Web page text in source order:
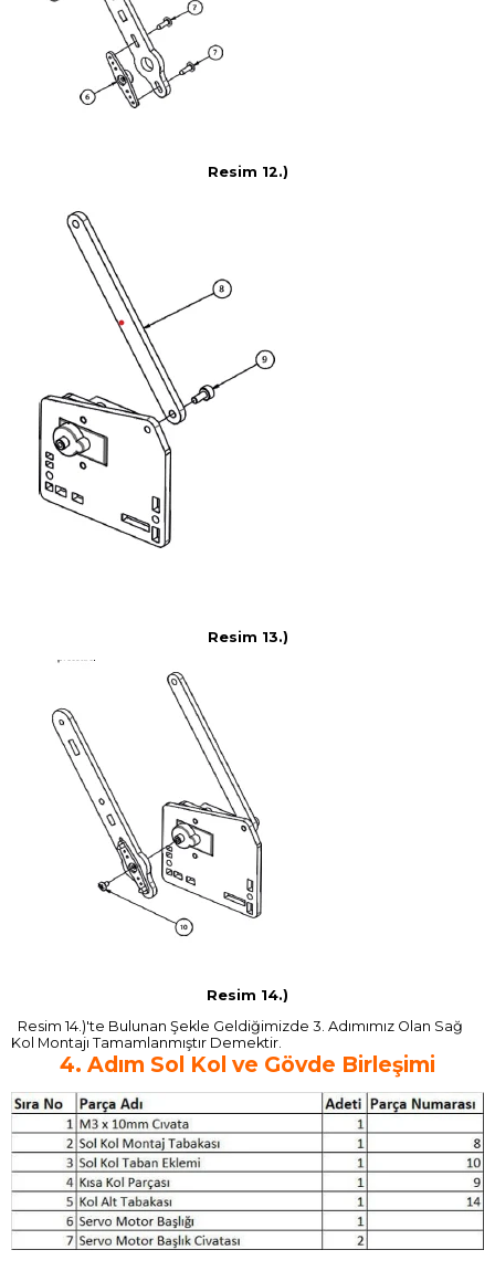
Resim 12.)
Resim 13.)
Resim 14.)
Resim 14.)'te Bulunan Şekle Geldiğimizde 3. Adımımız Olan Sağ
Kol Montajı Tamamlanmıştır Demektir.
4. Adım Sol Kol ve Gövde Birleşimi